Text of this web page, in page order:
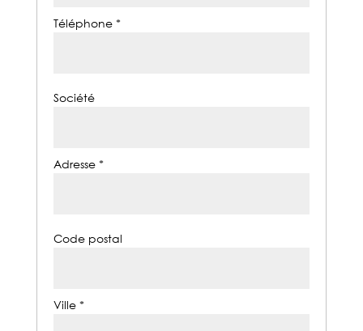
Téléphone *
Société
Adresse *
Code postal
Ville *